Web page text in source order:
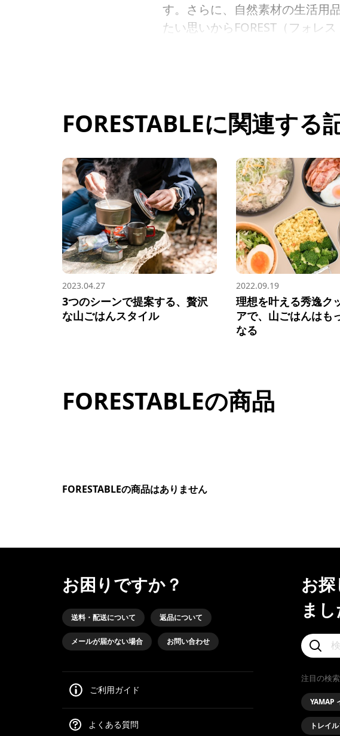
す。さらに、自然素材の生活用
たい思いからFOREST（フォレ
森林保全のメッセージも含まれ
FORESTABLEに関連する
2023.04.27
3つのシーンで提案する、贅沢
な山ごはんスタイル
2022.09.19
理想を叶える秀逸ク
アで、山ごはんはも
なる
FORESTABLEの商品
FORESTABLEの商品はありません
お困りですか？
送料・配送について 返品について
メールが届かない場合 お問い合わせ
ご利用ガイド
よくある質問
お
ま
注目の検
YAMAP
トレイ